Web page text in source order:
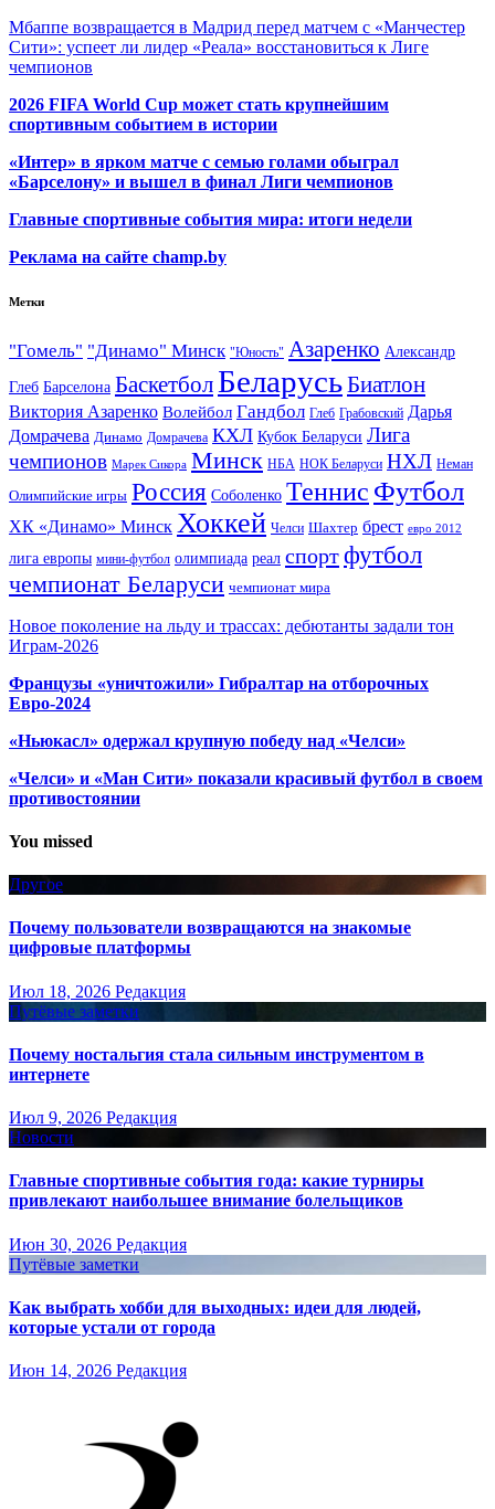
Мбаппе возвращается в Мадрид перед матчем с «Манчестер
Сити»: успеет ли лидер «Реала» восстановиться к Лиге
чемпионов
2026 FIFA World Cup может стать крупнейшим
спортивным событием в истории
«Интер» в ярком матче с семью голами обыграл
«Барселону» и вышел в финал Лиги чемпионов
Главные спортивные события мира: итоги недели
Реклама на сайте champ.by
Метки
"Гомель" "Динамо" Минск "Юность" Азаренко Александр
Глеб Барселона Баскетбол БеларусьБиатлон
Виктория Азаренко Волейбол Гандбол Глеб Грабовский Дарья
Домрачева Динамо Домрачева КХЛ Кубок Беларуси Лига
чемпионов Марек Сикора Минск НБА НОК Беларуси НХЛ Неман
Олимпийские игры Россия Соболенко Теннис Футбол
ХК «Динамо» Минск Хоккей Челси Шахтер брест евро 2012
лига европы мини-футбол олимпиада реал спортфутбол
чемпионат Беларуси чемпионат мира
Новое поколение на льду и трассах: дебютанты задали тон
Играм-2026
Французы «уничтожили» Гибралтар на отборочных
Евро-2024
«Ньюкасл» одержал крупную победу над «Челси»
«Челси» и «Ман Сити» показали красивый футбол в своем
противостоянии
You missed
Другое
Почему пользователи возвращаются на знакомые
цифровые платформы
Июл 18, 2026 Редакция
Путёвые заметки
Почему ностальгия стала сильным инструментом в
интернете
Июл 9, 2026 Редакция
Новости
Главные спортивные события года: какие турниры
привлекают наибольшее внимание болельщиков
Июн 30, 2026 Редакция
Путёвые заметки
Как выбрать хобби для выходных: идеи для людей,
которые устали от города
Июн 14, 2026 Редакция